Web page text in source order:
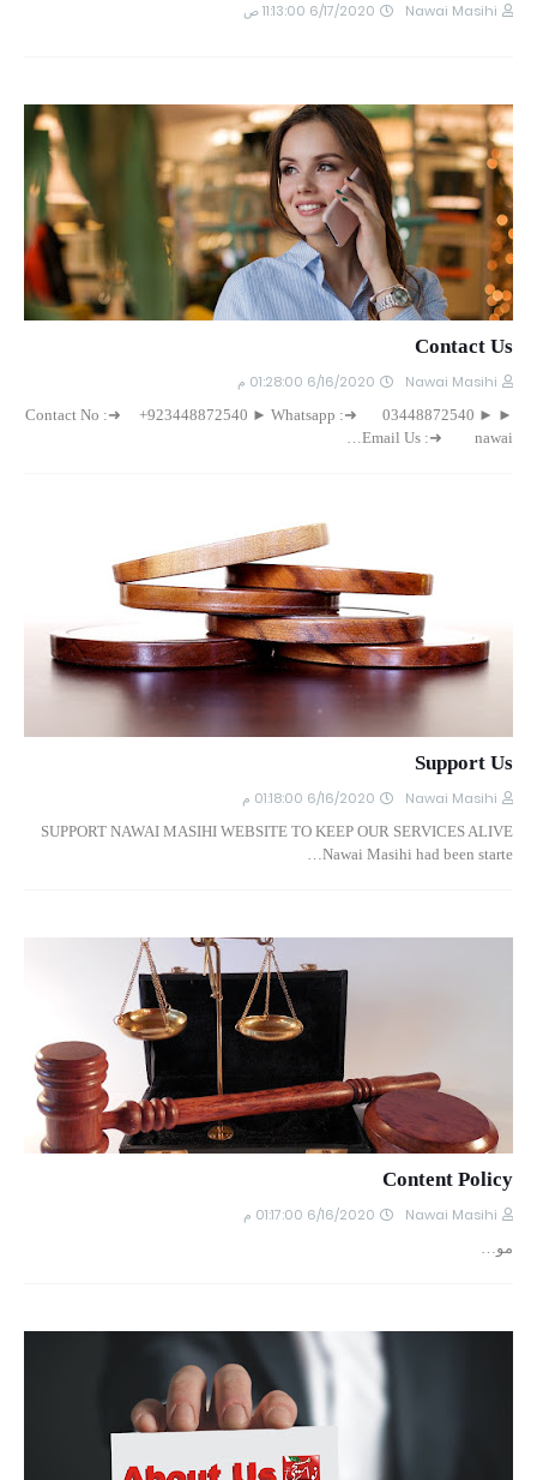
Nawai Masihi 6/17/2020 11:13:00 ص
Contact Us
Nawai Masihi 6/16/2020 01:28:00 م
► Contact No :➜ +923448872540 ► Whatsapp :➜ 03448872540 ►
Email Us :➜ nawai…
Support Us
Nawai Masihi 6/16/2020 01:18:00 م
SUPPORT NAWAI MASIHI WEBSITE TO KEEP OUR SERVICES ALIVE
Nawai Masihi had been starte…
Content Policy
Nawai Masihi 6/16/2020 01:17:00 م
مو…